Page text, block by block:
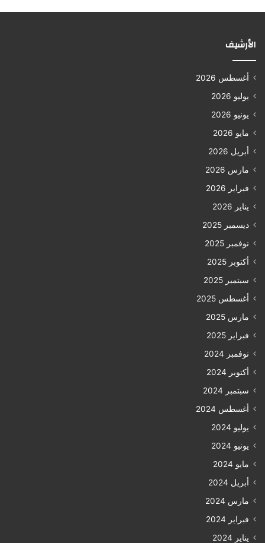
الأرشيف
أغسطس 2026
يوليو 2026
يونيو 2026
مايو 2026
أبريل 2026
مارس 2026
فبراير 2026
يناير 2026
ديسمبر 2025
نوفمبر 2025
أكتوبر 2025
سبتمبر 2025
أغسطس 2025
مارس 2025
فبراير 2025
نوفمبر 2024
أكتوبر 2024
سبتمبر 2024
أغسطس 2024
يوليو 2024
يونيو 2024
مايو 2024
أبريل 2024
مارس 2024
فبراير 2024
يناير 2024